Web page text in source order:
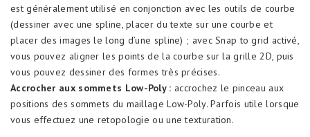
est généralement utilisé en conjonction avec les outils de courbe
(dessiner avec une spline, placer du texte sur une courbe et
placer des images le long d’une spline) ; avec Snap to grid activé,
vous pouvez aligner les points de la courbe sur la grille 2D, puis
vous pouvez dessiner des formes très précises.
Accrocher aux sommets Low-Poly : accrochez le pinceau aux
positions des sommets du maillage Low-Poly. Parfois utile lorsque
vous effectuez une retopologie ou une texturation.